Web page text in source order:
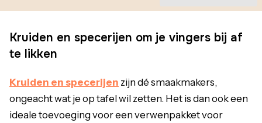
Kruiden en specerijen om je vingers bij af
te likken
Kruiden en specerijen zijn dé smaakmakers,
ongeacht wat je op tafel wil zetten. Het is dan ook een
ideale toevoeging voor een verwenpakket voor